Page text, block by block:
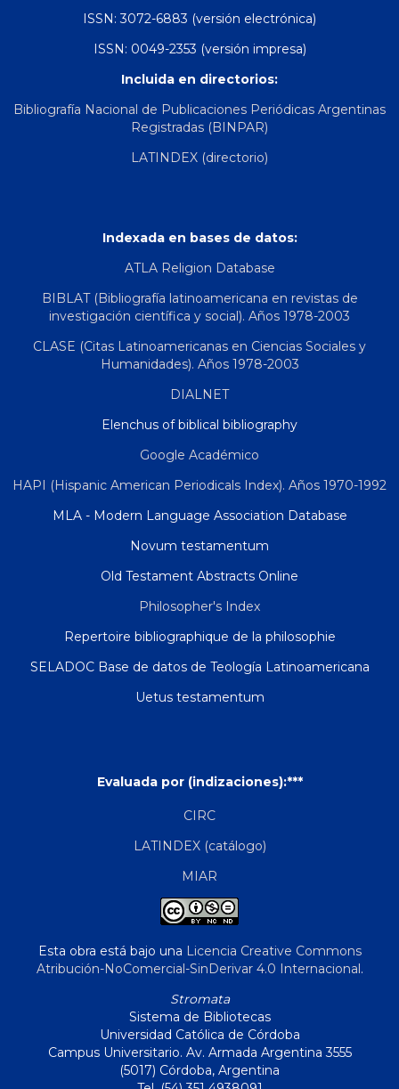
ISSN: 3072-6883 (versión electrónica)
ISSN: 0049-2353 (versión impresa)
Incluida en directorios:
Bibliografía Nacional de Publicaciones Periódicas Argentinas
Registradas (BINPAR)
LATINDEX (directorio)
Indexada en bases de datos:
ATLA Religion Database
BIBLAT (Bibliografía latinoamericana en revistas de
investigación científica y social). Años 1978-2003
CLASE (Citas Latinoamericanas en Ciencias Sociales y
Humanidades). Años 1978-2003
DIALNET
Elenchus of biblical bibliography
Google Académico
HAPI (Hispanic American Periodicals Index). Años 1970-1992
MLA - Modern Language Association Database
Novum testamentum
Old Testament Abstracts Online
Philosopher's Index
Repertoire bibliographique de la philosophie
SELADOC Base de datos de Teología Latinoamericana
Uetus testamentum
Evaluada por (indizaciones):***
CIRC
LATINDEX (catálogo)
MIAR
Esta obra está bajo una Licencia Creative Commons
Atribución-NoComercial-SinDerivar 4.0 Internacional.
Stromata
Sistema de Bibliotecas
Universidad Católica de Córdoba
Campus Universitario. Av. Armada Argentina 3555
(5017) Córdoba, Argentina